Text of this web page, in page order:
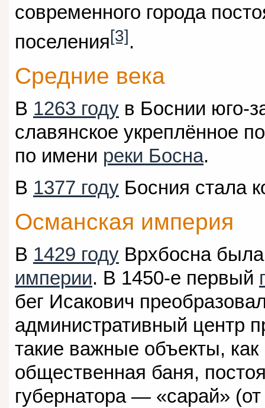
современного города
поселения[3].
Средние века
В 1263 году в Боснии юго-
славянское укреплённое
по имени реки Босна.
В 1377 году Босния стала
Османская империя
В 1429 году Врхбосна
империи. В 1450-е первый
бег Исакович
административный центр
такие важные объекты,
общественная баня,
губернатора — «сарай»